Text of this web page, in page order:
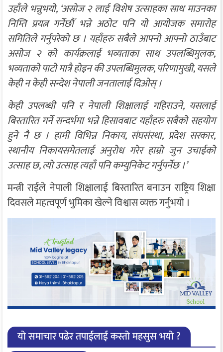
उहाँले भन्नुभयो, ‘असोज २ लाई विशेष उत्साहका साथ माउनका
निम्ति प्रयत्न गर्नेछौँ भन्ने अठोट पनि यो आयोजक समारोह
समितिले गर्नुपरेको छ । यहाँहरु सबैले आफ्नो आफ्नो ठाउँबाट
असोज २ को कार्यक्रलाई भव्यताका साथ उपलब्धिमुलक,
भव्यताको पाटो मात्रै होइन की उपलब्धिमुलक, परिणामुखी, यसले
केही न केही सन्देश नेपाली जनतालाई दिओस् ।
केही उपलब्धी पनि र नेपाली शिक्षालाई गहिराउने, यसलाई
बिस्तारित गर्ने सन्दर्भमा भन्ने हिसावबाट यहाँहरु सबैको सहयोग
हुने नै छ । हामी विभिन्न निकाय, संघसंस्था, प्रदेश सरकार,
स्थानीय निकायसमेतलाई अनुरोध गरेर हाम्रो जुन उचाईको
उत्साह छ, त्यो उत्साह त्यहाँ पनि कम्युनिकेट गर्नुपर्नेछ ।’
मन्त्री राईले नेपाली शिक्षालाई बिस्तारित बनाउन राष्ट्रिय शिक्षा
दिवसले महत्वपूर्ण भुमिका खेल्ने विश्वास व्यक्त गर्नुभयो ।
यो समाचार पढेर तपाईलाई कस्तो महसुस भयो ?